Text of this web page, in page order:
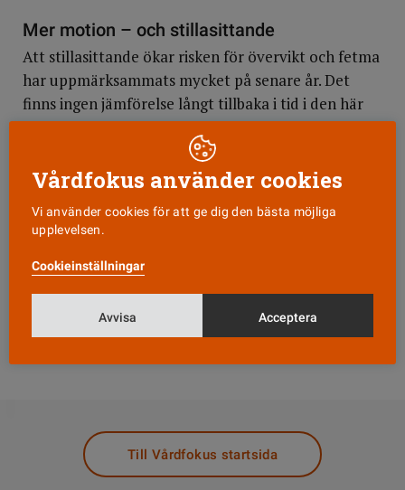
Mer motion – och stillasittande
Att stillasittande ökar risken för övervikt och fetma
har uppmärksammats mycket på senare år. Det
finns ingen jämförelse långt tillbaka i tid i den här
undersökningen, men jämfört med 2008-2009 är
det fler idag som uppger att deras arbete är alltför
stillasittande.
Samtidigt säger fler att de motionerar regelbundet.
Att praktiskt taget aldrig motionera är dock
vanligare bland personer med fetma än bland
Läs hela artikeln om övervikt och fetmai tidningen
Till Vårdfokus startsida
Vårdfokus använder cookies
Vi använder cookies för att ge dig den bästa möjliga
upplevelsen.
Cookieinställningar
Avvisa Acceptera